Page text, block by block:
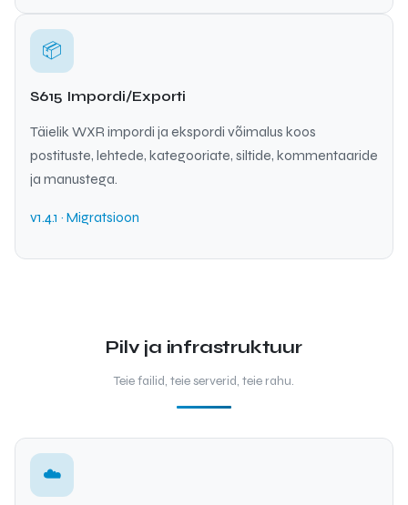
📦
S615 Impordi/Exporti
Täielik WXR impordi ja ekspordi võimalus koos
postituste, lehtede, kategooriate, siltide, kommentaaride
ja manustega.
v1.4.1 · Migratsioon
Pilv ja infrastruktuur
Teie failid, teie serverid, teie rahu.
☁️